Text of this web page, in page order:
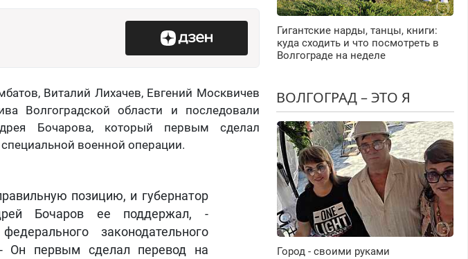
Виталий Лихачев, Евгений Москвичев
Волгоградской области и последовали
Бочарова, который первым сделал
военной операции.
позицию, и губернатор
Бочаров ее поддержал, -
законодательного
Он первым сделал перевод на
Гигантские нарды, танцы, книги:
куда сходить и что посмотреть в
Волгограде на неделе
ВОЛГОГРАД – ЭТО Я
Город - своими руками